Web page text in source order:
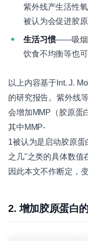
紫外线产生活性
被认为会促进胶
生活习惯——吸烟
饮食不均衡等也
以上内容基于Int. J.
的研究报告。紫外线
会增加MMP（胶原蛋
其中MMP-
1被认为是启动胶原
之几"之类的具体数值
因此本文不作断定，
2. 增加胶原蛋白